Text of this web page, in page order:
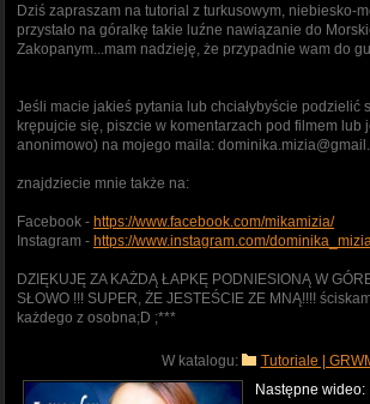
Dziś zapraszam na tutorial z turkusowym, niebiesko-
przystało na góralkę takie luźne nawiązanie do
Zakopanym...mam nadzieję, że przypadnie wam do
Jeśli macie jakieś pytania lub chciałybyście podzielić
krępujcie się, piszcie w komentarzach pod filmem lub
anonimowo) na mojego maila:
znajdziecie mnie także na:
Facebook - https://www.facebook.com/mikamizia/
Instagram - https://www.instagram.com/
DZIĘKUJĘ ZA KAŻDĄ ŁAPKĘ PODNIESIONĄ W
SŁOWO !!! SUPER, ŻE JESTEŚCIE ZE MNĄ!!!!
każdego z osobna;D ;***
W katalogu: Tutoriale |
Następne wideo: